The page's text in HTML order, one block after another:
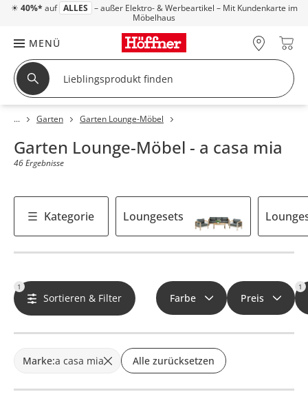
☀ 40%* auf ALLES – außer Elektro- & Werbeartikel – Mit Kundenkarte im
Möbelhaus
MENÜ
Garten Garten Lounge-Möbel
Garten Lounge-Möbel - a casa mia
46 Ergebnisse
Kategorie Loungesets
1
Sortieren & Filter Farbe Preis
1
Marke:a casa mia Alle zurücksetzen